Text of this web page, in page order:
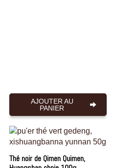
AJOUTER AU
PANIER
Thé noir de Qimen Quimen,